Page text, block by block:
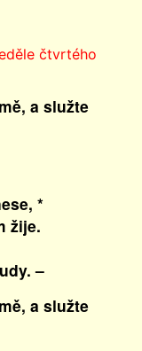
čtvrtého
a služte
*
žije.
–
a služte